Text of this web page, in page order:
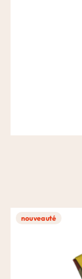
nouveauté